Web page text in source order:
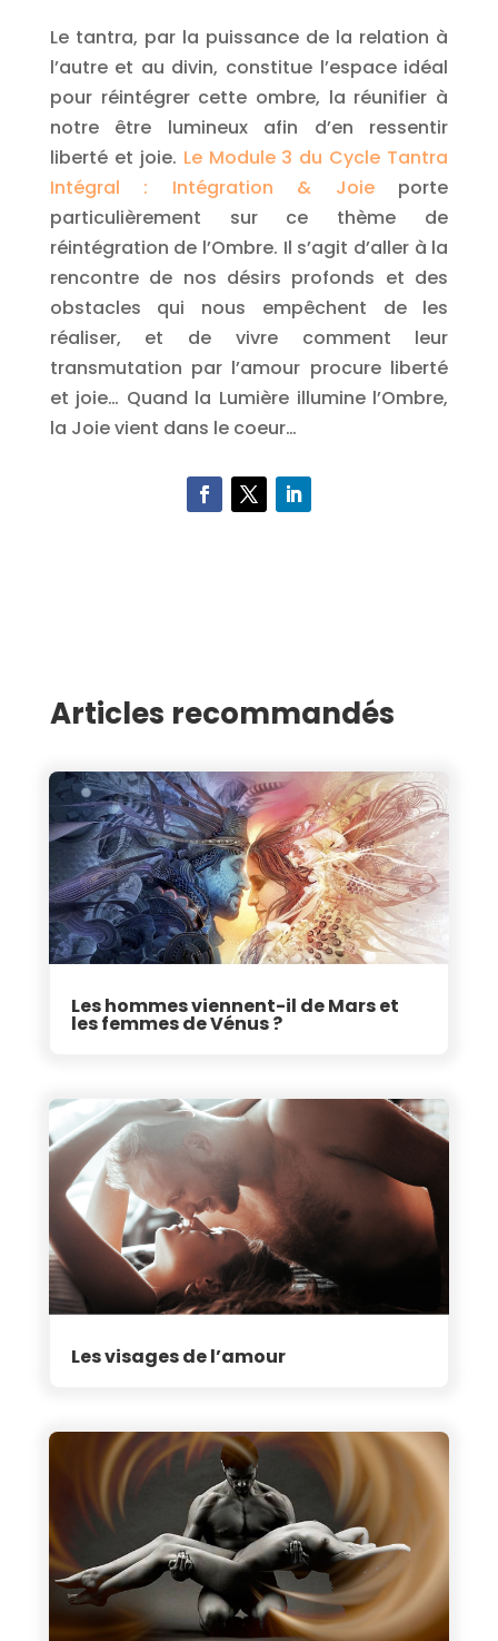
Le tantra, par la puissance de la relation à
l’autre et au divin, constitue l’espace idéal
pour réintégrer cette ombre, la réunifier à
notre être lumineux afin d’en ressentir
liberté et joie. Le Module 3 du Cycle Tantra
Intégral : Intégration & Joieporte
particulièrement sur ce thème de
réintégration de l’Ombre. Il s’agit d’aller à la
rencontre de nos désirs profonds et des
obstacles qui nous empêchent de les
réaliser, et de vivre comment leur
transmutation par l’amour procure liberté
et joie… Quand la Lumière illumine l’Ombre,
la Joie vient dans le coeur…
Articles recommandés
Les hommes viennent-il de Mars et
les femmes de Vénus ?
Les visages de l’amour